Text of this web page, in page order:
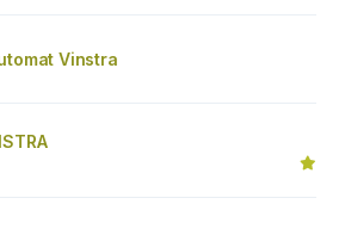
Vinstra